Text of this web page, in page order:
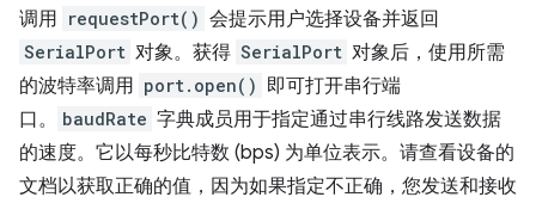
调用 requestPort() 会提示用户选择设备并返回
SerialPort 对象。获得 SerialPort 对象后，使用所需
的波特率调用 port.open() 即可打开串行端
口。
baudRate 字典成员用于指定通过串行线路发送数据
的速度。它以每秒比特数 (bps) 为单位表示。请查看设备的
文档以获取正确的值，因为如果指定不正确，您发送和接收